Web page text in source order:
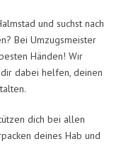
und suchst nach
Bei Umzugsmeister
Händen! Wir
dabei helfen, deinen
dich bei allen
deines Hab und